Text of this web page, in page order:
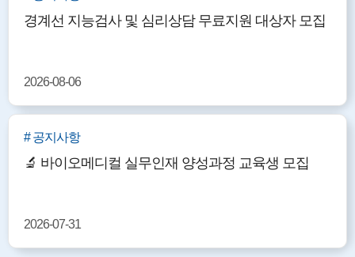
경계선 지능검사 및 심리상담 무료지원 대상자 모집
2026-08-06
# 공지사항
🔬 바이오메디컬 실무인재 양성과정 교육생 모집
2026-07-31